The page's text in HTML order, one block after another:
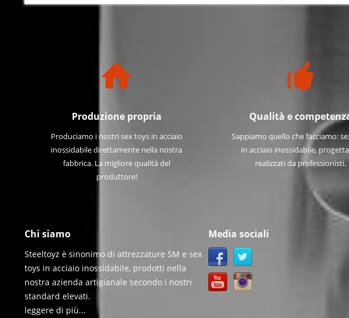
Produzione propria
Produciamo i nostri sex toys in acciaio
inossidabile direttamente nella nostra
fabbrica. La migliore qualità del
produttore!
Qualità e
Sappiamo quello che facciamo:
in acciaio inossidabile,
realizzati da professionisti.
Chi siamo
Steeltoyz è sinonimo di attrezzature SM e sex
toys in acciaio inossidabile, prodotti nella
nostra azienda artigianale secondo i nostri
standard elevati.
leggere di più...
Media sociali